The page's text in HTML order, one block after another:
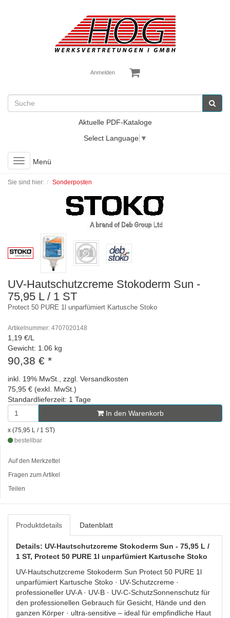
Anmelden
Aktuelle PDF-Kataloge
Select Language ▼
Toggle
navigation
Menü
Sie sind hier: Sonderposten
UV-Hautschutzcreme Stokoderm Sun -
75,95 L / 1 ST
Protect 50 PURE 1l unparfümiert Kartusche Stoko
Artikelnummer: 4707020148
1,19 €/L
Gewicht: 1.06 kg
90,38 € *
inkl. 19% MwSt., zzgl. Versandkosten
75,95 € (exkl. MwSt.)
Standardlieferzeit: 1 Tage
In den Warenkorb
x (75,95 L / 1 ST)
bestellbar
Auf den Merkzettel
Fragen zum Artikel
Teilen
Produktdetails Datenblatt
Details: UV-Hautschutzcreme Stokoderm Sun - 75,95 L /
1 ST, Protect 50 PURE 1l unparfümiert Kartusche Stoko
UV-Hautschutzcreme Stokoderm Sun Protect 50 PURE 1l
unparfümiert Kartusche Stoko · UV-Schutzcreme ·
professioneller UV-A · UV-B · UV-C-SchutzSonnenschutz für
den professionellen Gebrauch für Gesicht, Hände und den
ganzen Körper · ultra-sensitive – ideal für empfindliche Haut